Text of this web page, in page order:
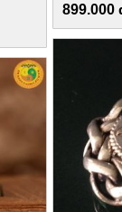
899.000